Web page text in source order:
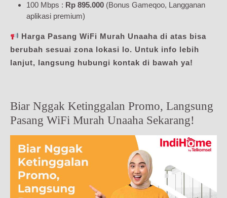
100 Mbps : Rp 895.000 (Bonus Gameqoo, Langganan
aplikasi premium)
Harga Pasang WiFi Murah Unaaha di atas bisa
berubah sesuai zona lokasi lo. Untuk info lebih
lanjut, langsung hubungi kontak di bawah ya!
Biar Nggak Ketinggalan Promo, Langsung
Pasang WiFi Murah Unaaha Sekarang!